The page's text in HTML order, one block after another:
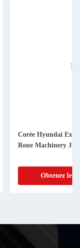
Corée Hyundai
Roue Machinery
Obtenez le